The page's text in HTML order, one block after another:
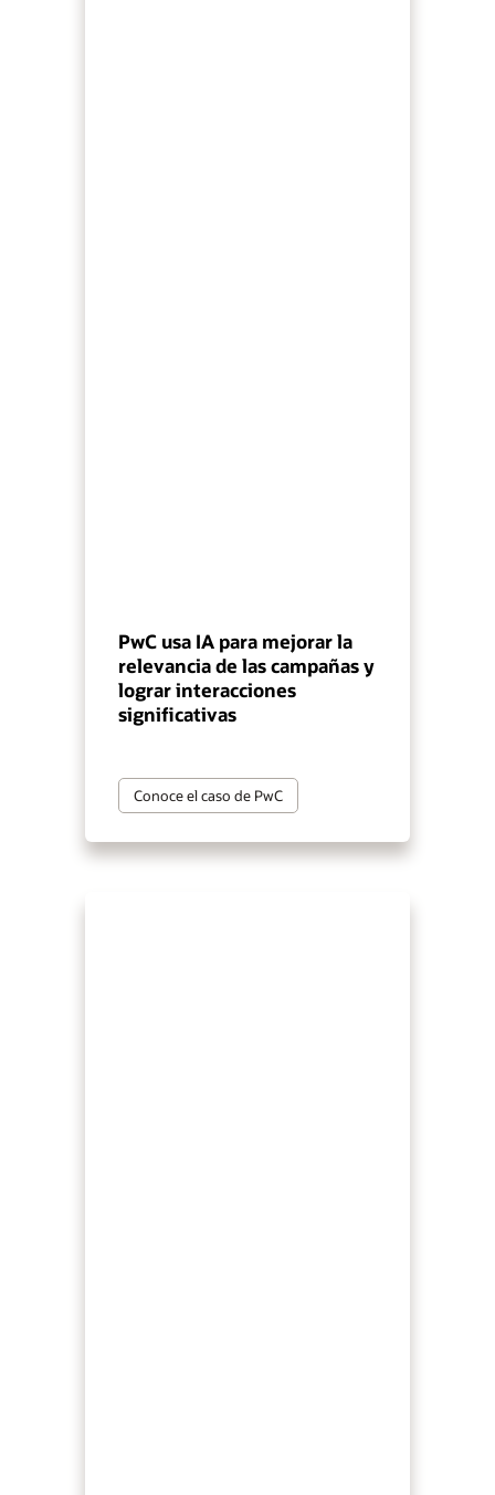
PwC usa IA para mejorar la
relevancia de las campañas y
lograr interacciones
significativas
Conoce el caso de PwC